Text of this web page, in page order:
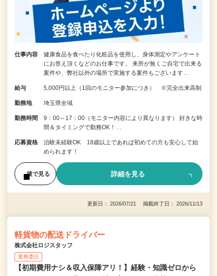
仕事内容
健康食品を食べたり化粧品を使用し、身体測定やアンケート
にお答え頂くなどのお仕事です。 来所が無くご自宅で出来る
案件や、弊社以外の場所で実施する案件もございます…
給与 5,000円以上（1回のモニター参加につき） ※完全出来高制
勤務地 埼玉県全域
勤務時間
9：00～17：00（モニター内容により異なります） 好きな時
間＆タイミングで勤務OK！…
応募資格
治験未経験OK 18歳以上であれば初めての方も安心して始
められます！
後で見る 詳細を見る
更新日： 2026/07/21 掲載終了日： 2026/11/13
軽貨物の配送ドライバー
株式会社ロジスタッフ
業務委託
【初期費用ナシ＆収入保障アリ！】経験・知識ゼロから